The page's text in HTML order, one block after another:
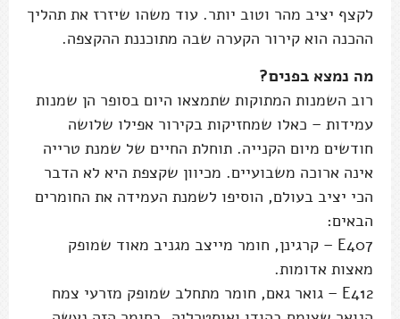
לקצף יציב מהר וטוב יותר. עוד משהו שיזרז את תהליך
ההכנה הוא קירור הקערה שבה מתוכננת ההקצפה.
מה נמצא בפנים?
רוב השמנות המתוקות שתמצאו היום בסופר הן שמנות
עמידות – כאלו שמחזיקות בקירור אפילו שלושה
חודשים מיום הקנייה. תוחלת החיים של שמנת טרייה
אינה ארוכה משבועיים. מכיוון שקצפת היא לא הדבר
הכי יציב בעולם, הוסיפו לשמנת העמידה את החומרים
הבאים:
E407 – קרגינן, חומר מייצב מגניב מאוד שמופק
מאצות אדומות.
E412 – גואר גאם, חומר מתחלב שמופק מזרעי צמח